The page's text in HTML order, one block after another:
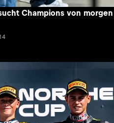
Champions von morgen